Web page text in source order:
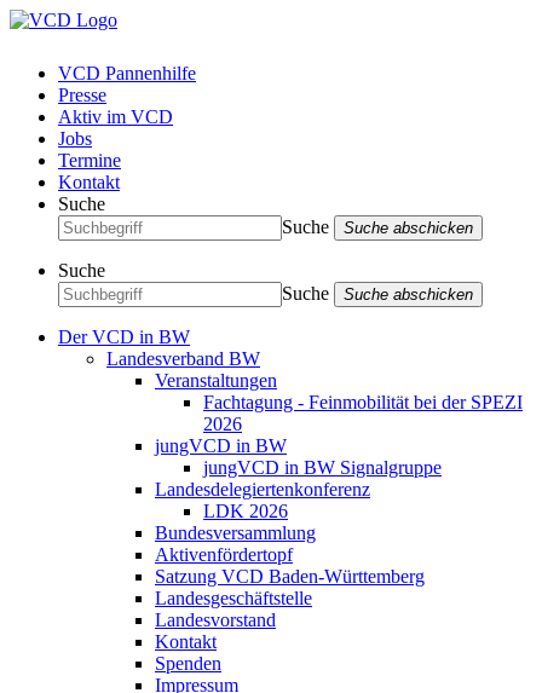
VCD Pannenhilfe
Presse
Aktiv im VCD
Jobs
Termine
Kontakt
Suche
Suche
Suche abschicken
Suche
Suche
Suche abschicken
Der VCD in BW
Landesverband BW
Veranstaltungen
Fachtagung - Feinmobilität bei der SPEZI
2026
jungVCD in BW
jungVCD in BW Signalgruppe
Landesdelegiertenkonferenz
LDK 2026
Bundesversammlung
Aktivenfördertopf
Satzung VCD Baden-Württemberg
Landesgeschäftstelle
Landesvorstand
Kontakt
Spenden
Impressum